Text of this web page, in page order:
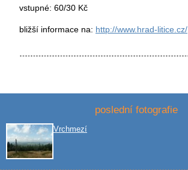
vstupné: 60/30 Kč
bližší informace na: http://www.hrad-litice.cz/
poslední fotografie
Vrchmezí